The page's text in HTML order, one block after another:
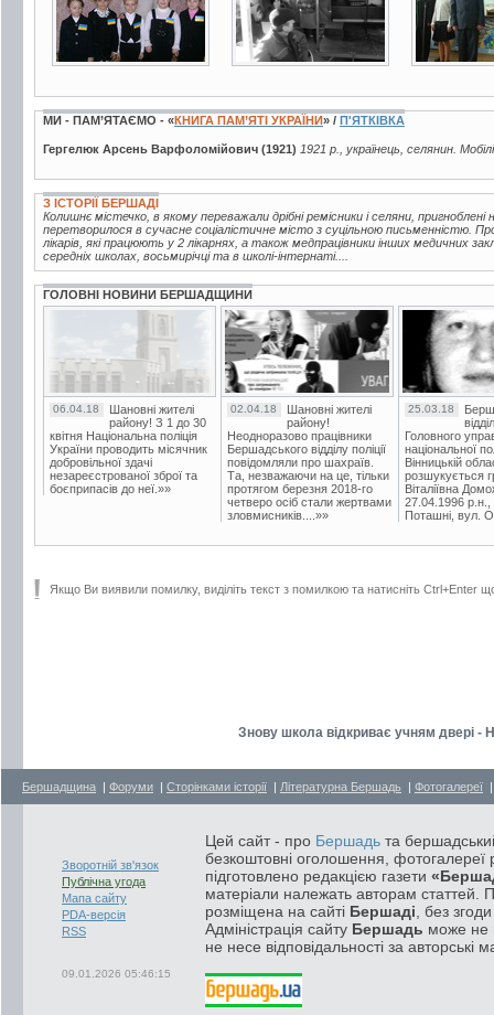
МИ - ПАМ’ЯТАЄМО - «КНИГА ПАМ’ЯТІ УКРАЇНИ» / П'ЯТКІВКА
Гергелюк Арсень Варфоломійович (1921) 1921 р., українець, селянин.
З ІСТОРІЇ БЕРШАДІ
Колишнє містечко, в якому переважали дрібні ремісники і селяни,
перетворилося в сучасне соціалістичне місто з суцільною письменністю.
лікарів, які працюють у 2 лікарнях, а також медпрацівники інших медичних
середніх школах, восьмирічці та в школі-інтернаті....
ГОЛОВНІ НОВИНИ БЕРШАДЩИНИ
06.04.18
Шановні жителі
району! З 1 до 30
квітня Національна поліція
України проводить місячник
добровільної здачі
незареєстрованої зброї та
боєприпасів до неї.»»
02.04.18
Шановні жителі
району!
Неодноразово працівники
Бершадського відділу поліції
повідомляли про шахраїв.
Та, незважаючи на це, тільки
протягом березня 2018-го
четверо осіб стали жертвами
зловмисників....»»
25.03.18
Головного
національної
Вінницькій
розшукується
Віталіївна
27.04.1996 р.н.,
Поташні, вул.
Якщо Ви виявили помилку, виділіть текст з помилкою та натисніть Ctrl+Enter
Знову школа відкриває учням двері -
Бершадщина | Форуми | Сторінками історії | Літературна Бершадь | Фотогалереї
Зворотній зв'язок
Публічна угода
Мапа сайту
PDA-версія
RSS
09.01.2026 05:46:15
Цей сайт - про Бершадь та
безкоштовні оголошення, фотогалереї
підготовлено редакцією газети
матеріали належать авторам статтей.
розміщена на сайті Бершаді , без
Адміністрація сайту Бершадь може не
не несе відповідальності за авторські